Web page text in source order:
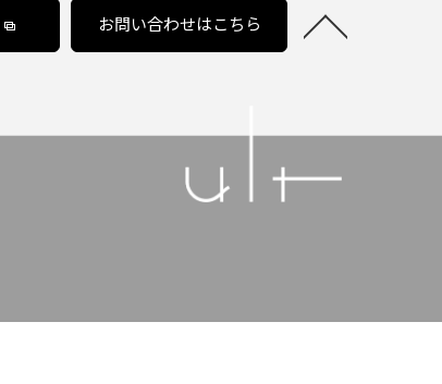
お問い合わせはこちら